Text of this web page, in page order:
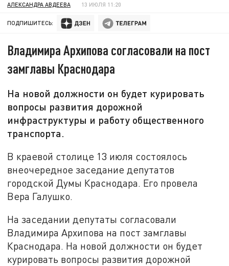
АЛЕКСАНДРА АВДЕЕВА 13 ИЮЛЯ 11:20
ПОДПИШИТЕСЬ:
Владимира Архипова согласовали на пост
замглавы Краснодара
На новой должности он будет курировать
вопросы развития дорожной
инфраструктуры и работу общественного
транспорта.
В краевой столице 13 июля состоялось
внеочередное заседание депутатов
городской Думы Краснодара. Его провела
Вера Галушко.
На заседании депутаты согласовали
Владимира Архипова на пост замглавы
Краснодара. На новой должности он будет
курировать вопросы развития дорожной